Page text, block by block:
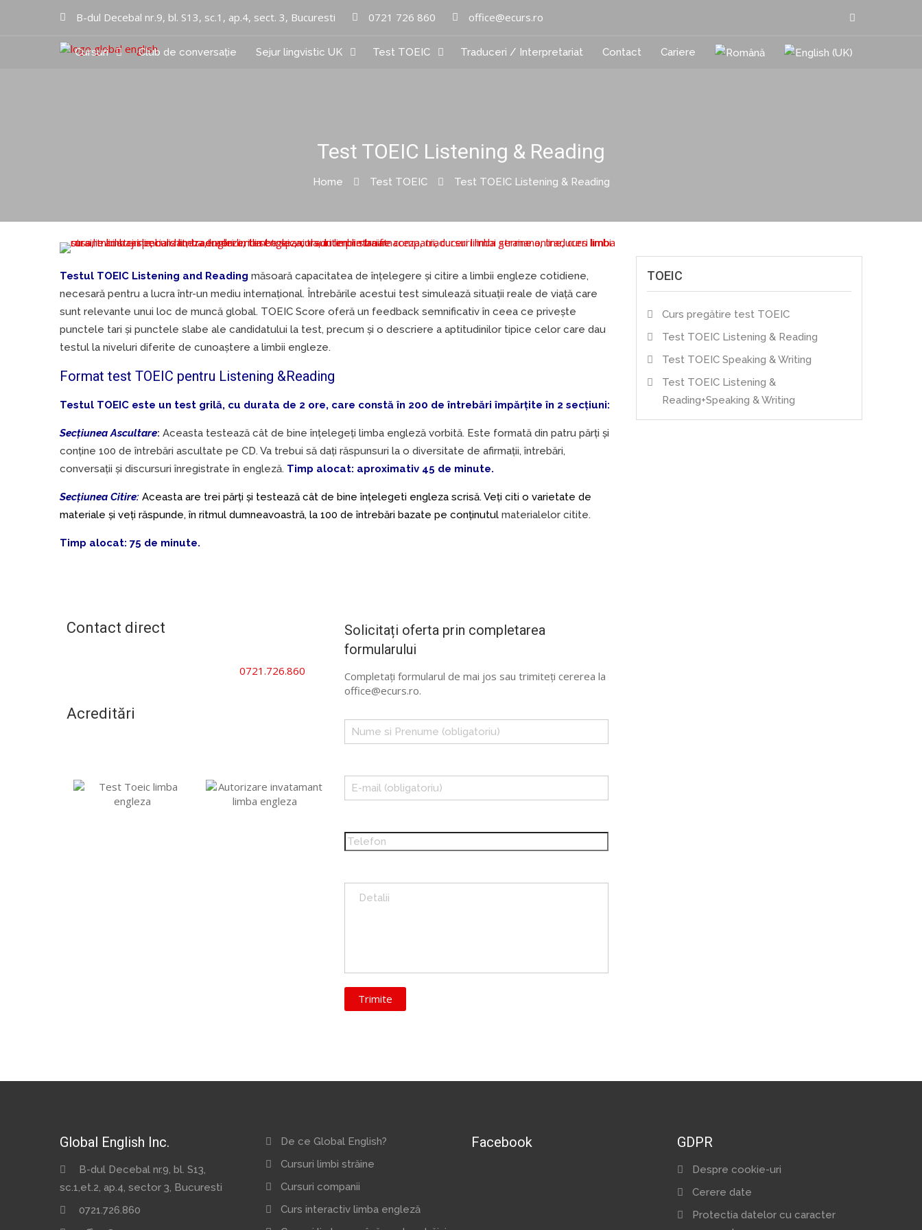
B-dul Decebal nr.9, bl. S13, sc.1, ap.4, sect. 3, Bucuresti 0721 726 860 office@ecurs.ro
Cursuri Club de conversație Sejur lingvistic UK Test TOEIC Traduceri / Interpretariat Contact Cariere
Test TOEIC Listening & Reading
Home Test TOEIC Test TOEIC Listening & Reading
Testul TOEIC Listening and Reading măsoară capacitatea de înțelegere și citire a limbii engleze cotidiene,
necesară pentru a lucra într-un mediu internațional. Întrebările acestui test simulează situații reale de viață care
sunt relevante unui loc de muncă global. TOEIC Score oferă un feedback semnificativ în ceea ce privește
punctele tari și punctele slabe ale candidatului la test, precum și o descriere a aptitudinilor tipice celor care dau
testul la niveluri diferite de cunoaștere a limbii engleze.
Format test TOEIC pentru Listening &Reading
Testul TOEIC este un test grilă, cu durata de 2 ore, care constă în 200 de întrebări împărțite în 2 secțiuni:
Secțiunea Ascultare: Aceasta testează cât de bine înțelegeți limba engleză vorbită. Este formată din patru părți și
conține 100 de întrebări ascultate pe CD. Va trebui să dați răspunsuri la o diversitate de afirmații, întrebări,
conversații și discursuri înregistrate în engleză. Timp alocat: aproximativ 45 de minute.
Secțiunea Citire: Aceasta are trei părți și testează cât de bine înțelegeti engleza scrisă. Veți citi o varietate de
materiale și veți răspunde, în ritmul dumneavoastră, la 100 de întrebări bazate pe conținutul materialelor citite.
Timp alocat: 75 de minute.
Contact direct
0721.726.860
Acreditări
Solicitați oferta prin completarea
formularului
Completați formularul de mai jos sau trimiteți cererea la
office@ecurs.ro.
TOEIC
Curs pregătire test TOEIC
Test TOEIC Listening & Reading
Test TOEIC Speaking & Writing
Test TOEIC Listening &
Reading+Speaking & Writing
Global English Inc.
B-dul Decebal nr.9, bl. S13,
sc.1,et.2, ap.4, sector 3, Bucuresti
0721.726.860
De ce Global English?
Cursuri limbi străine
Cursuri companii
Curs interactiv limba engleză
Facebook GDPR
Despre cookie-uri
Cerere date
Protectia datelor cu caracter